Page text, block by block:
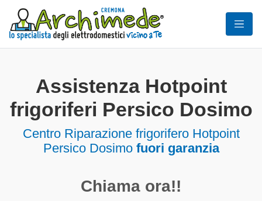
Assistenza Hotpoint
frigoriferi Persico Dosimo
Centro Riparazione frigorifero Hotpoint
Persico Dosimo fuori garanzia
Chiama ora!!